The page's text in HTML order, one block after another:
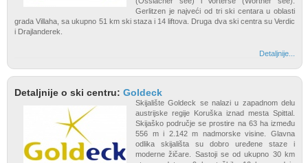
Gerlitzen je najveći od tri ski centara u oblasti
grada Villaha, sa ukupno 51 km ski staza i 14 liftova. Druga dva ski centra su Verdic
i Drajlanderek.
Detaljnije...
Detaljnije o ski centru: Goldeck
Skijalište Goldeck se nalazi u zapadnom delu
austrijske regije Koruška iznad mesta Spittal.
Skijaško područje se prostire na 63 ha između
556 m i 2.142 m nadmorske visine. Glavna
odlika skijališta su dobro uređene staze i
moderne žičare. Sastoji se od ukupno 30 km